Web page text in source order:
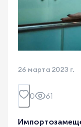
26 марта 2023 г.
0 61